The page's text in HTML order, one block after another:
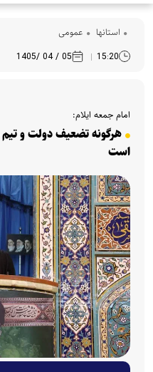
استانها عمومی
15:20
05 / 04 /1405
امام جمعه ایلام:
هرگونه تضعیف دولت و تیم
است